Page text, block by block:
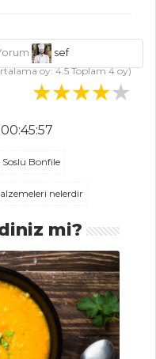
sef
oy:4.5Toplam4oy)
Bonfile
nelerdir
mi?